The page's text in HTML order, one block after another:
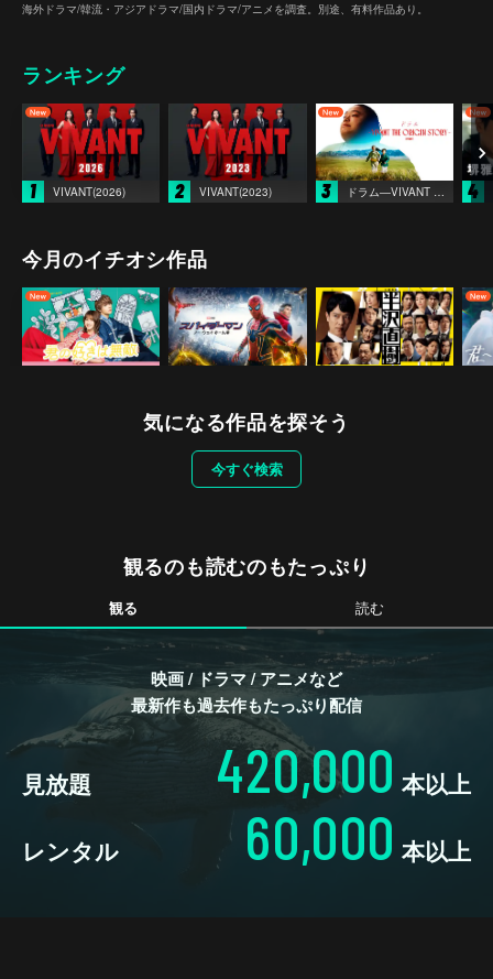
海外ドラマ/韓流・アジアドラマ/国内ドラマ/アニメを調査。別途、有料作品あり。
ランキング
1 VIVANT(2026) 2 VIVANT(2023) 3 ドラム―VIVANT THE ORIGIN STORY― 4
今月のイチオシ作品
気になる作品を探そう
今すぐ検索
観るのも読むのもたっぷり
観る 読む
映画 / ドラマ / アニメなど
最新作も過去作もたっぷり配信
見放題 420,000 本以上
レンタル 60,000 本以上